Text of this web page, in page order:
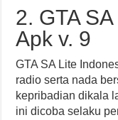
2. GTA
Apk v. 9
GTA SA Lite
radio serta nada
kepribadian dikala
ini dicoba selaku